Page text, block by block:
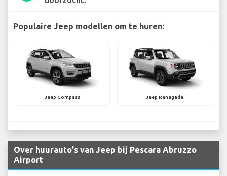
Populaire Jeep modellen om te huren:
Jeep Compass Jeep Renegade
Over huurauto's van Jeep bij Pescara Abruzzo
Airport